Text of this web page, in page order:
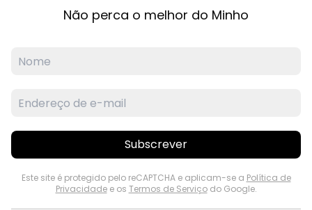
Não perca o melhor do Minho
Subscrever
Este site é protegido pelo reCAPTCHA e aplicam-se a Política de
Privacidadee os Termos de Serviçodo Google.